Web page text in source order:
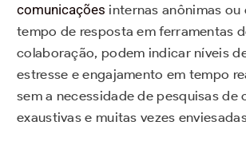
comunicações internas anônimas ou
tempo de resposta em ferramentas
colaboração, podem indicar níveis
estresse e engajamento em tempo
sem a necessidade de pesquisas de
exaustivas e muitas vezes